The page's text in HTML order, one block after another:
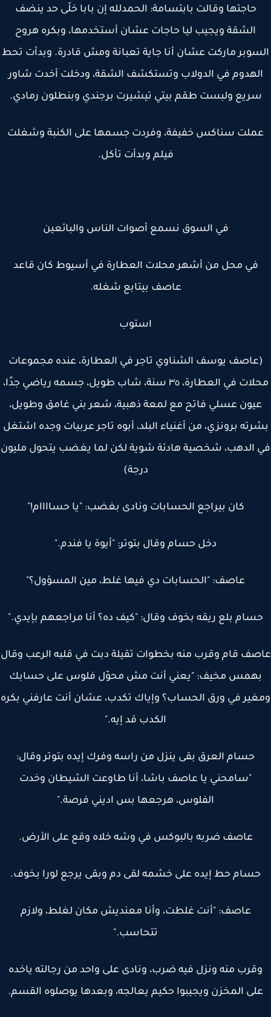
حاجتها وقالت بابتسامة: الحمدلله إن بابا خلّى حد ينضف
الشقة ويجيب ليا حاجات عشان أستخدمها، وبكره هروح
ماركت عشان أنا جاية تعبانة ومش قادرة. وبدأت تحط
في الدولاب وتستكشف الشقة، ودخلت أخدت شاور
ولبست طقم بيتي تيشيرت برجندي وبنطلون رمادي.
سناكس خفيفة، وفردت جسمها على الكنبة وشغلت
فيلم وبدأت تأكل.
في السوق نسمع أصوات الناس والبائعين
في محل من أشهر محلات العطارة في أسيوط كان قاعد
عاصف بيتابع شغله.
استوب
يوسف الشناوي تاجر في العطارة، عنده مجموعات
محلات في العطارة، ٣٥ سنة، شاب طويل، جسمه رياضي جدًا،
عسلي فاتح مع لمعة ذهبية، شعر بني غامق وطويل،
برونزي، من أغنياء البلد، أبوه تاجر عربيات وجده اشتغل
الدهب، شخصية هادئة شوية لكن لما يغضب يتحول مليون
درجة)
كان بيراجع الحسابات ونادى بغضب: "يا حساااام!"
دخل حسام وقال بتوتر: "أيوة يا فندم."
عاصف: "الحسابات دي فيها غلط، مين المسؤول؟"
بلع ريقه بخوف وقال: "كيف ده؟ أنا مراجعهم بإيدي."
قام وقرب منه بخطوات تقيلة دبت في قلبه الرعب وقال
مخيف: "يعني أنت مش محوّل فلوس على حسابك
في ورق الحساب؟ وإياك تكدب، عشان أنت عارفني بكره
الكدب قد إيه."
حسام العرق بقى ينزل من راسه وفرك إيده بتوتر وقال:
"سامحني يا عاصف باشا، أنا طاوعت الشيطان وخدت
الفلوس، هرجعها بس اديني فرصة."
عاصف ضربه بالبوكس في وشه خلاه وقع على الأرض.
حسام حط إيده على خشمه لقى دم وبقى يرجع لورا بخوف.
عاصف: "أنت غلطت، وأنا معنديش مكان لغلط، ولازم
تتحاسب."
منه ونزل فيه ضرب، ونادى على واحد من رجالته ياخده
المخزن ويجيبوا حكيم يعالجه، وبعدها يوصلوه القسم.